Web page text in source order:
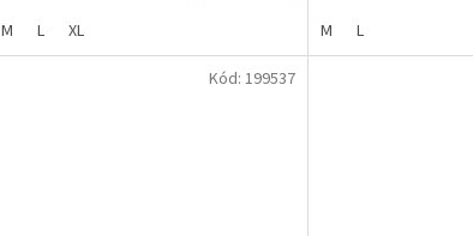
M L XL M L
Kód: 199537